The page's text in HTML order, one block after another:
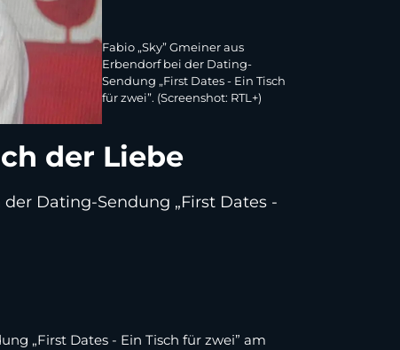
Fabio „Sky” Gmeiner aus
Erbendorf bei der Dating-
Sendung „First Dates - Ein Tisch
für zwei”. (Screenshot: RTL+)
der Liebe
Dating-Sendung „First Dates -
„First Dates - Ein Tisch für zwei” am